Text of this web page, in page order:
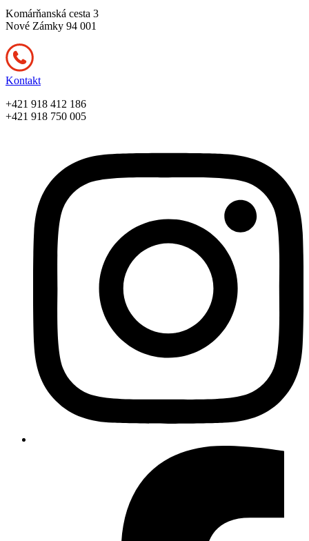
Komárňanská cesta 3
Nové Zámky 94 001
Kontakt
+421 918 412 186
+421 918 750 005